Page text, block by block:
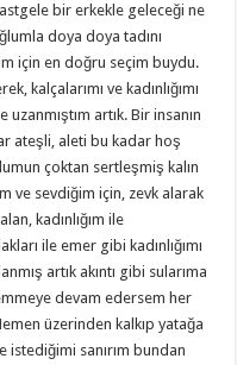
bir erkekle geleceği ne
doya doya tadını
için en doğru seçim buydu.
kalçalarımı ve kadınlığımı
artık. Bir insanın
ateşli, aleti bu kadar hoş
çoktan sertleşmiş kalın
ve sevdiğim için, zevk alarak
kadınlığım ile
ile emer gibi kadınlığımı
artık akıntı gibi sularıma
devam edersem her
üzerinden kalkıp yatağa
istediğimi sanırım bundan